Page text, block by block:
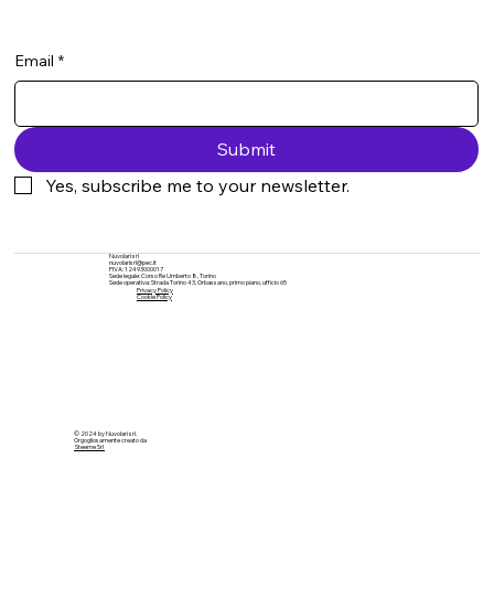
Email *
Submit
Yes, subscribe me to your newsletter.
Nuvolari srl
nuvolarisrl@pec.it
PIVA: 12493000017
Sede legale: Corso Re Umberto 8, Torino
Sede operativa: Strada Torino 43, Orbassano, primo piano, ufficio 65
Privacy Policy
Cookie Policy
© 2024 by Nuvolari srl.
Orgogliosamente creato da
Steeme Srl